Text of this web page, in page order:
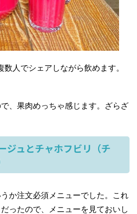
人でシェアしながら飲めます。
、果肉めっちゃ感じます。ざらざ
ジュとチャホフビリ（チ
か注文必須メニューでした。これ
ったので、メニューを見ておいし